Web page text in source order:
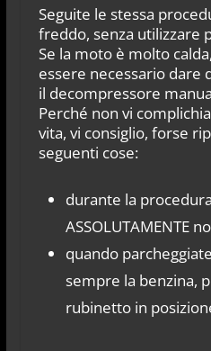
Seguite le stessa
freddo, senza utilizzare
Se la moto è molto
essere necessario dare
il decompressore
Perché non vi
vita, vi consiglio, forse
seguenti cose:
durante la
ASSOLUTAMENTE
quando
sempre la benzina,
rubinetto in